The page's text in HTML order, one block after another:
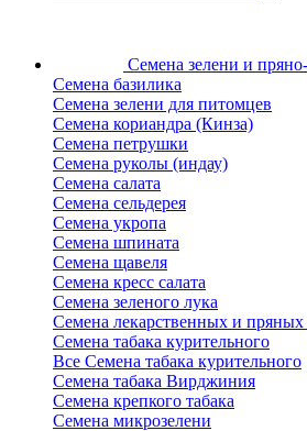
Семена зелени и
Семена базилика
Семена зелени для питомцев
Семена кориандра (Кинза)
Семена петрушки
Семена руколы (индау)
Семена салата
Семена сельдерея
Семена укропа
Семена шпината
Семена щавеля
Семена кресс салата
Семена зеленого лука
Семена лекарственных и пряных
Семена табака курительного
Все Семена табака курительного
Семена табака Вирджиния
Семена крепкого табака
Семена микрозелени